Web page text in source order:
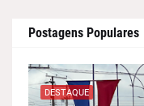
Postagens Populares
DESTAQUE